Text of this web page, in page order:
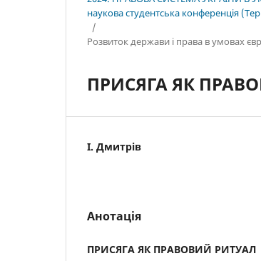
наукова студентська конференція
/
Розвиток держави і права в умовах
ПРИСЯГА ЯК
І. Дмитрів
Анотація
ПРИСЯГА ЯК ПРАВОВИЙ РИТУАЛ